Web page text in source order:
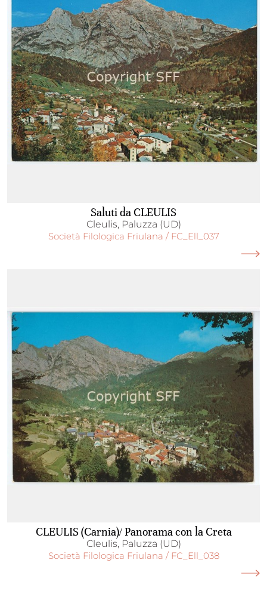
Saluti da CLEULIS
Cleulis, Paluzza (UD)
Società Filologica Friulana / FC_Ell_037
CLEULIS (Carnia)/ Panorama con la Creta
Cleulis, Paluzza (UD)
Società Filologica Friulana / FC_Ell_038